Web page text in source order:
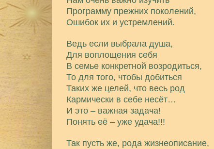
Программу прежних поколений,
Ошибок их и устремлений.
Ведь если выбрала душа,
Для воплощения себя
В семье конкретной возродиться,
То для того, чтобы добиться
Таких же целей, что весь род
Кармически в себе несёт…
И это – важная задача!
Понять её – уже удача!!!
Так пусть же, рода жизнеописание,